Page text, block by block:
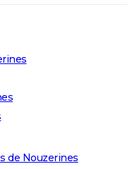
de Nouzerines